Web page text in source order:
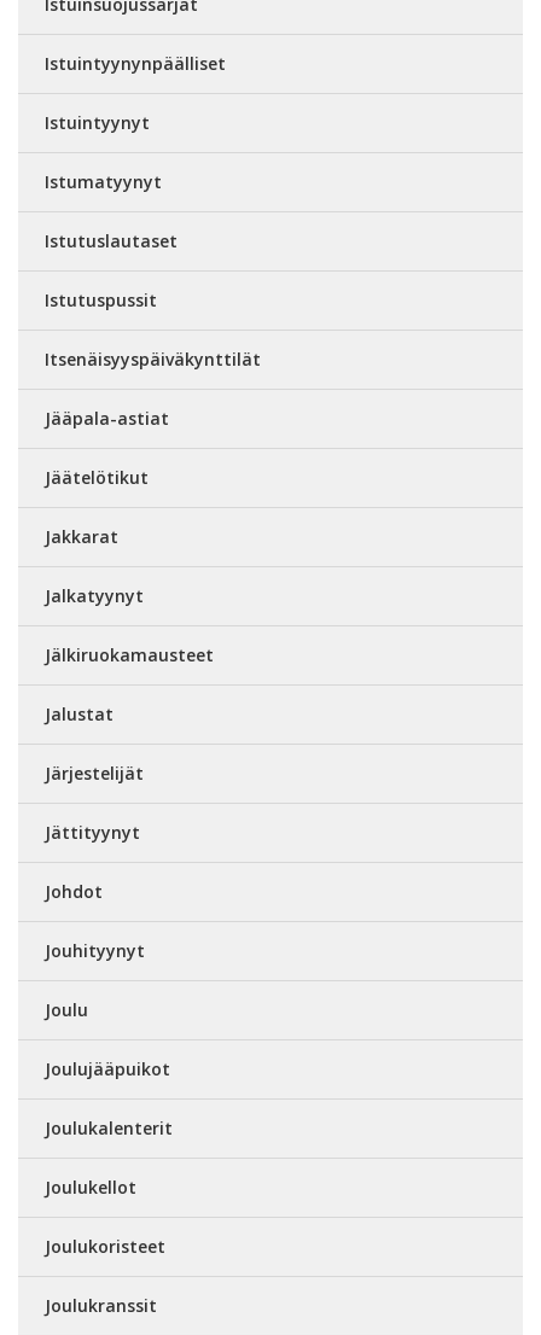
Istuintyynynpäälliset
Istuintyynyt
Istumatyynyt
Istutuslautaset
Istutuspussit
Itsenäisyyspäiväkynttilät
Jääpala-astiat
Jäätelötikut
Jakkarat
Jalkatyynyt
Jälkiruokamausteet
Jalustat
Järjestelijät
Jättityynyt
Johdot
Jouhityynyt
Joulu
Joulujääpuikot
Joulukalenterit
Joulukellot
Joulukoristeet
Joulukranssit